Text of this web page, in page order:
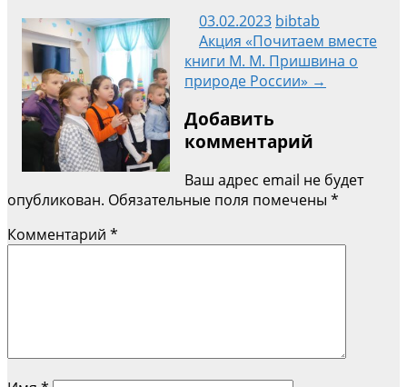
03.02.2023 bibtab
Навигация
по
записям
Акция «Почитаем вместе
книги М. М. Пришвина о
природе России» →
Добавить
комментарий
Ваш адрес email не будет
опубликован. Обязательные поля помечены *
Комментарий *